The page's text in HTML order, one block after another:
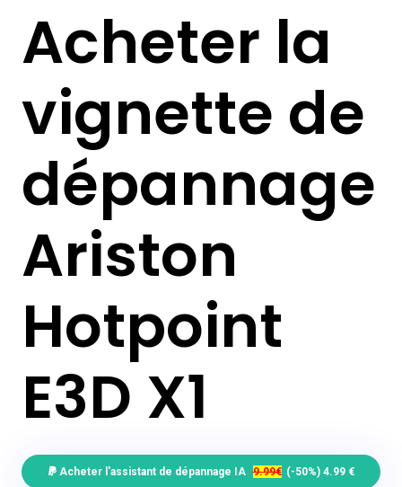
Acheter la
vignette de
dépannage
Ariston
Hotpoint
E3D X1
Acheter l'assistant de dépannage IA 9.99€ (-50%) 4.99 €